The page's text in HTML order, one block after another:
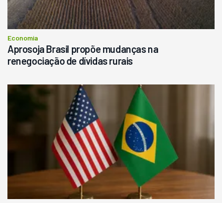
Economia
Aprosoja Brasil propõe mudanças na
renegociação de dívidas rurais